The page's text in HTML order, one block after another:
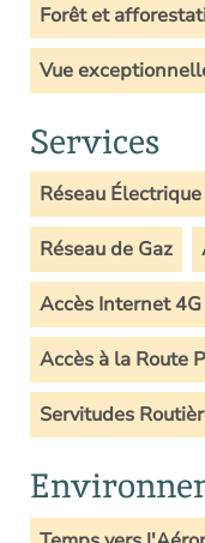
Forêt et
Vue
Services
Réseau Électrique
Réseau de Gaz
Accès Internet 4G
Accès à la Route
Servitudes